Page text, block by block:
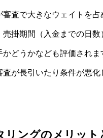
審査で大きなウェイトを占
売掛期間（入金までの日
かどうかなども評価され
査が長引いたり条件が悪化
リングのメリット